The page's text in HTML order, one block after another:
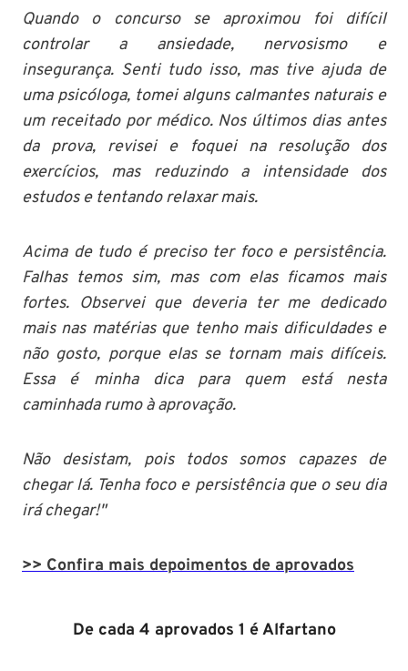
Quando o concurso se aproximou foi difícil
controlar a ansiedade, nervosismo e
insegurança. Senti tudo isso, mas tive ajuda de
uma psicóloga, tomei alguns calmantes naturais e
um receitado por médico. Nos últimos dias antes
da prova, revisei e foquei na resolução dos
exercícios, mas reduzindo a intensidade dos
estudos e tentando relaxar mais.
Acima de tudo é preciso ter foco e persistência.
Falhas temos sim, mas com elas ficamos mais
fortes. Observei que deveria ter me dedicado
mais nas matérias que tenho mais dificuldades e
não gosto, porque elas se tornam mais difíceis.
Essa é minha dica para quem está nesta
caminhada rumo à aprovação.
Não desistam, pois todos somos capazes de
chegar lá. Tenha foco e persistência que o seu dia
irá chegar!"
>> Confira mais depoimentos de aprovados
De cada 4 aprovados 1 é Alfartano